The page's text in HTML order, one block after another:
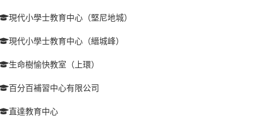
現代小學士教育中心（堅尼地城）
現代小學士教育中心（縉城峰）
生命樹愉快教室（上環）
百分百補習中心有限公司
直達教育中心